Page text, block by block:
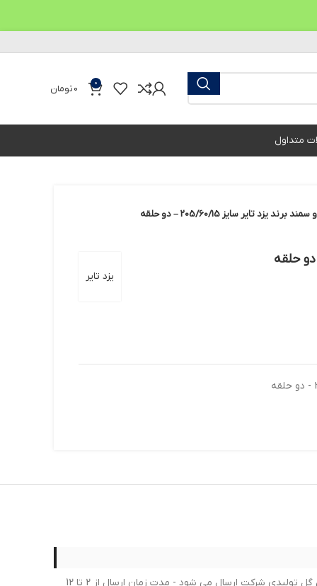
0
0تومان
متداول
یزد تایر سایز 205/60/15 – دو حلقه
یزد تایر
لطفا در خرید خود کمال دقت را داشته بعد از ثبت سفارش امکان لغو یا تغییر سفارش امکان پذیر نمی باشد - برای محصولات لاستیک جدیدترین گل تولیدی شرکت ارسال می شود - مدت زمان ارسال از 2 تا 12